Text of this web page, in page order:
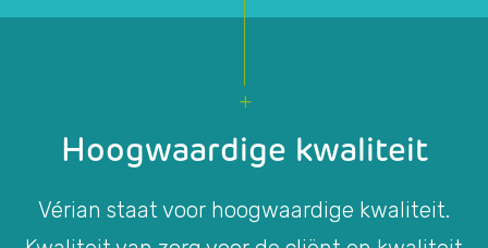
Hoogwaardige kwaliteit
Vérian staat voor hoogwaardige kwaliteit.